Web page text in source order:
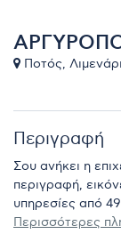
Ποτός,
Περιγραφή
Σου ανήκει η
περιγραφή,
υπηρεσίες από
Περισσότερες